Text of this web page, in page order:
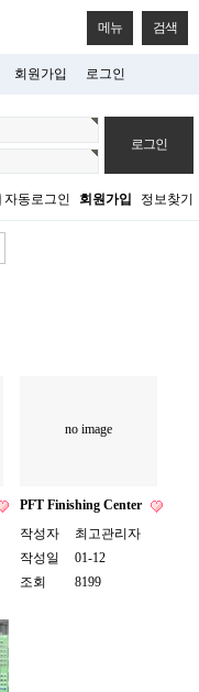
메뉴 검색
회원가입 로그인
자동로그인 회원가입 정보찾기
no image
PFT Finishing Center
작성자
최고관리자
작성일
01-12
조회
8199